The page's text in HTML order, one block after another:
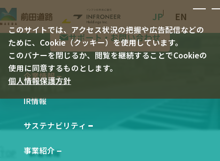
JP EN
サポート・お問い合わせ
企業情報
企業情報 TOP
社長メッセージ
会社概要
会社沿革
IR情報
サステナビリティ
E 環境
事業紹介
このサイトでは、アクセス状況の把握や広告配信などの
ために、Cookie（クッキー）を使用しています。
このバナーを閉じるか、閲覧を継続することでCookieの
使用に同意するものとします。
個人情報保護方針
新着情報
新着情報